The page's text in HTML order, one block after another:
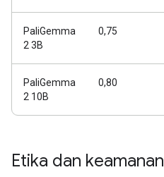
PaliGemma
2 3B
0,75
PaliGemma
2 10B
0,80
Etika dan keamanan